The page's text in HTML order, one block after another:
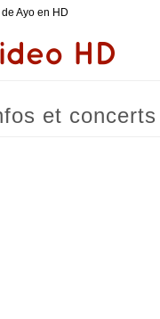
Ayo en HD
et concerts